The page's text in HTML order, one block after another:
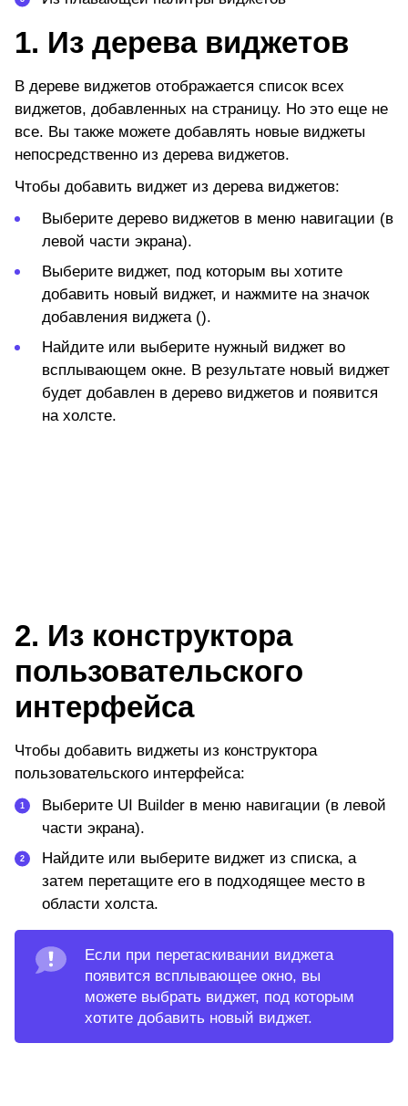
1. Из дерева виджетов
В дереве виджетов отображается список всех
виджетов, добавленных на страницу. Но это еще не
все. Вы также можете добавлять новые виджеты
непосредственно из дерева виджетов.
Чтобы добавить виджет из дерева виджетов:
Выберите дерево виджетов в меню навигации (в
левой части экрана).
Выберите виджет, под которым вы хотите
добавить новый виджет, и нажмите на значок
добавления виджета ().
Найдите или выберите нужный виджет во
всплывающем окне. В результате новый виджет
будет добавлен в дерево виджетов и появится
на холсте.
2. Из конструктора
пользовательского
интерфейса
Чтобы добавить виджеты из конструктора
пользовательского интерфейса:
Выберите UI Builder в меню навигации (в левой
части экрана).
Найдите или выберите виджет из списка, а
затем перетащите его в подходящее место в
области холста.
Если при перетаскивании виджета
появится всплывающее окно, вы
можете выбрать виджет, под которым
хотите добавить новый виджет.